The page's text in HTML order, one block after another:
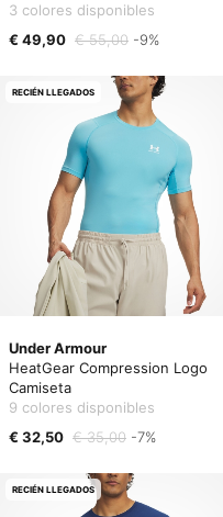
3 colores disponibles
€ 49,90 € 55,00 -9%
Under Armour
HeatGear Compression Logo
Camiseta
9 colores disponibles
€ 32,50 € 35,00 -7%
RECIÉN LLEGADOS
RECIÉN LLEGADOS